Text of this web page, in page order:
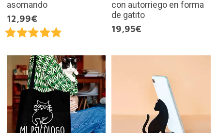
asomando
12,99€
con autorriego en forma
de gatito
19,95€